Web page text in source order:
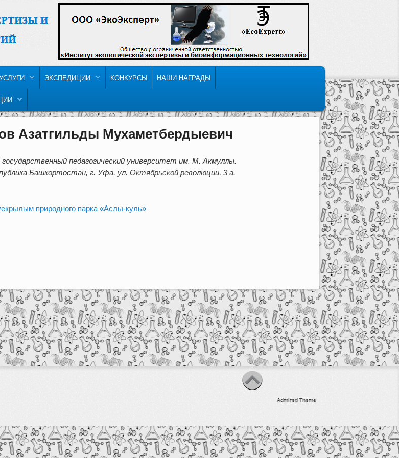
ЭКСПЕДИЦИИ КОНКУРСЫ НАШИ НАГРАДЫ
Азатгильды Мухаметбердыевич
государственный педагогический университет им. М. Акмуллы.
Башкортостан, г. Уфа, ул. Октябрьской революции, 3 а.
природного парка «Аслы-куль»
Admired Theme